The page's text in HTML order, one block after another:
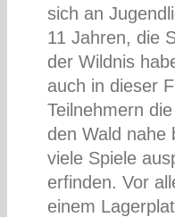
sich an
11 Jahren, die
der Wildnis
auch in dieser
Teilnehmern
den Wald nahe
viele Spiele
erfinden. Vor
einem